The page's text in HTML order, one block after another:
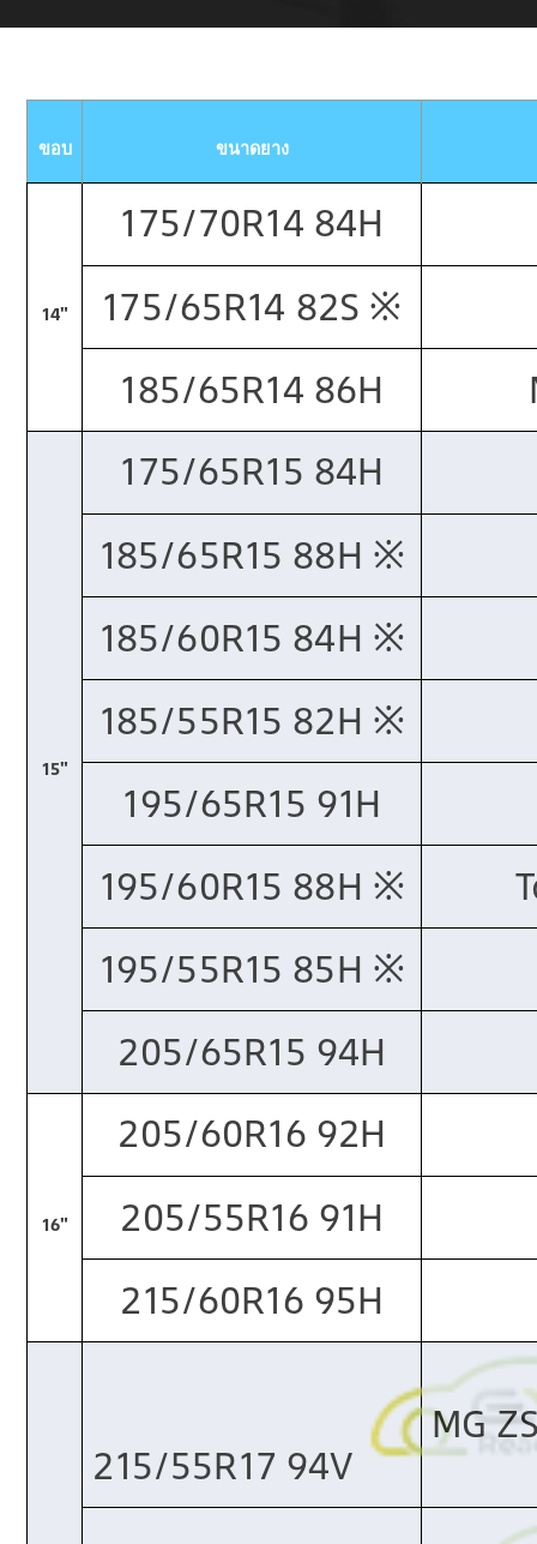
ขอบ ขนาดยาง
14"
175/70R14 84H
175/65R14 82S ※​
185/65R14 86H
15"
175/65R15 84H
185/65R15 88H ※​
185/60R15 84H ※​
185/55R15 82H ※​
195/65R15 91H
195/60R15 88H ※​
195/55R15 85H ※​
205/65R15 94H
16"
205/60R16 92H
205/55R16 91H
215/60R16 95H
215/55R17 94V
MG